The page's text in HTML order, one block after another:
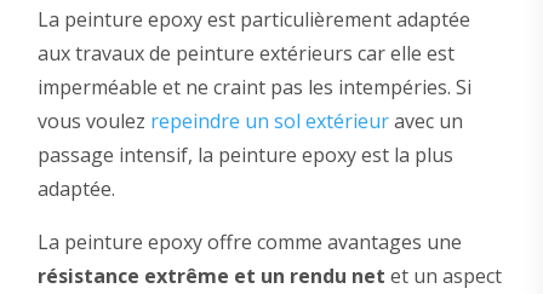
La peinture epoxy est particulièrement adaptée
aux travaux de peinture extérieurs car elle est
imperméable et ne craint pas les intempéries. Si
vous voulez repeindre un sol extérieuravec un
passage intensif, la peinture epoxy est la plus
adaptée.
La peinture epoxy offre comme avantages une
résistance extrême et un rendu net et un aspect